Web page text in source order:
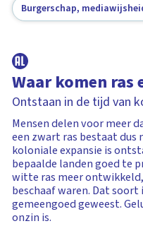
Burgerschap,
Waar komen ras
Ontstaan in de tijd van
Mensen delen voor meer
een zwart ras bestaat dus
koloniale expansie is
bepaalde landen goed te
witte ras meer
beschaaf waren. Dat
gemeengoed geweest.
onzin is.